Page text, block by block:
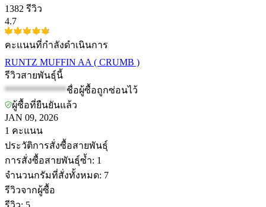
1382 รีวิว
4.7
คะแนนที่กำลังดำเนินการ
RUNTZ MUFFIN AA ( CRUMB )
รีวิวสายพันธุ์นี้
*************ชื่อผู้ซื้อถูกซ่อนไว้
ผู้ซื้อที่ยืนยันแล้ว
JAN 09, 2026
1 คะแนน
ประวัติการสั่งซื้อสายพันธุ์
การสั่งซื้อสายพันธุ์ซ้ำ: 1
จำนวนกรัมที่สั่งทั้งหมด: 7
รีวิวจากผู้ซื้อ
รีวิว: 5